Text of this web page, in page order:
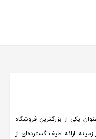
یکی از بزرگترین فروشگاه
ارائه طیف گسترده‌ای از